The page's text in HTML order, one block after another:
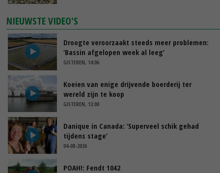
NIEUWSTE VIDEO'S
Droogte veroorzaakt steeds meer problemen:
‘Bassin afgelopen week al leeg’
GISTEREN, 14:06
Koeien van enige drijvende boerderij ter
wereld zijn te koop
GISTEREN, 12:00
Danique in Canada: ‘Superveel schik gehad
tijdens stage’
04-08-2026
POAH!: Fendt 1042